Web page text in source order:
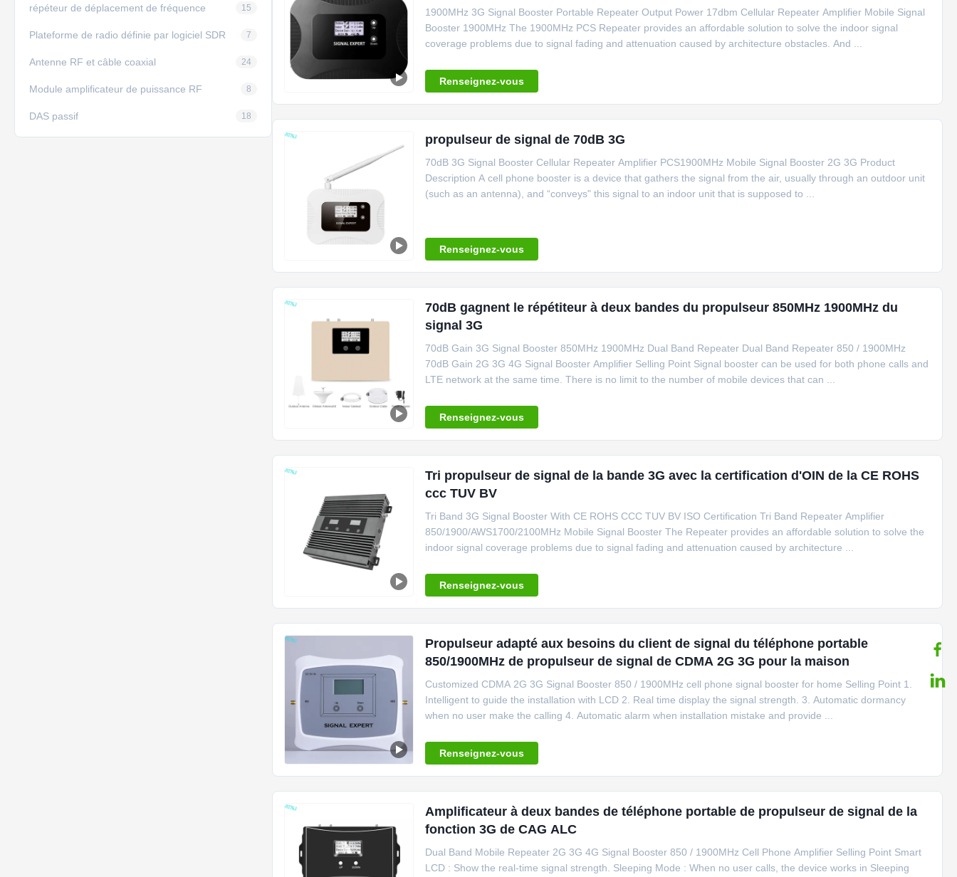
répéteur de déplacement de fréquence 15
Plateforme de radio définie par logiciel SDR 7
Antenne RF et câble coaxial 24
Module amplificateur de puissance RF 8
DAS passif 18
1900MHz 3G Signal Booster Portable Repeater Output Power 17dbm Cellular Repeater Amplifier Mobile Signal
Booster 1900MHz The 1900MHz PCS Repeater provides an affordable solution to solve the indoor signal
coverage problems due to signal fading and attenuation caused by architecture obstacles. And ...
Renseignez-vous
propulseur de signal de 70dB 3G
70dB 3G Signal Booster Cellular Repeater Amplifier PCS1900MHz Mobile Signal Booster 2G 3G Product
Description A cell phone booster is a device that gathers the signal from the air, usually through an outdoor unit
(such as an antenna), and “conveys" this signal to an indoor unit that is supposed to ...
Renseignez-vous
70dB gagnent le répétiteur à deux bandes du propulseur 850MHz 1900MHz du
signal 3G
70dB Gain 3G Signal Booster 850MHz 1900MHz Dual Band Repeater Dual Band Repeater 850 / 1900MHz
70dB Gain 2G 3G 4G Signal Booster Amplifier Selling Point Signal booster can be used for both phone calls and
LTE network at the same time. There is no limit to the number of mobile devices that can ...
Renseignez-vous
Tri propulseur de signal de la bande 3G avec la certification d'OIN de la CE ROHS
ccc TUV BV
Tri Band 3G Signal Booster With CE ROHS CCC TUV BV ISO Certification Tri Band Repeater Amplifier
850/1900/AWS1700/2100MHz Mobile Signal Booster The Repeater provides an affordable solution to solve the
indoor signal coverage problems due to signal fading and attenuation caused by architecture ...
Renseignez-vous
Propulseur adapté aux besoins du client de signal du téléphone portable
850/1900MHz de propulseur de signal de CDMA 2G 3G pour la maison
Customized CDMA 2G 3G Signal Booster 850 / 1900MHz cell phone signal booster for home Selling Point 1.
Intelligent to guide the installation with LCD 2. Real time display the signal strength. 3. Automatic dormancy
when no user make the calling 4. Automatic alarm when installation mistake and provide ...
Renseignez-vous
Amplificateur à deux bandes de téléphone portable de propulseur de signal de la
fonction 3G de CAG ALC
Dual Band Mobile Repeater 2G 3G 4G Signal Booster 850 / 1900MHz Cell Phone Amplifier Selling Point Smart
LCD : Show the real-time signal strength. Sleeping Mode : When no user calls, the device works in Sleeping